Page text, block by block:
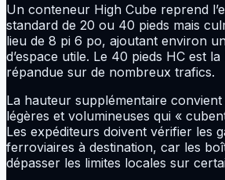
Un conteneur High Cube reprend
standard de 20 ou 40 pieds mais
lieu de 8 pi 6 po, ajoutant environ
d’espace utile. Le 40 pieds HC est
répandue sur de nombreux trafics.
La hauteur supplémentaire
légères et volumineuses qui «
Les expéditeurs doivent vérifier les
ferroviaires à destination, car les
dépasser les limites locales sur